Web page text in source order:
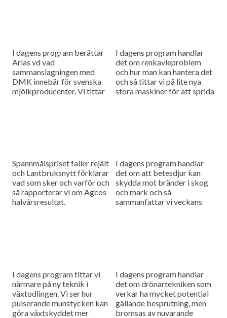
I dagens program berättar
Arlas vd vad
sammanslagningen med
DMK innebär för svenska
mjölkproducenter. Vi tittar
I dagens program handlar
det om renkavleproblem
och hur man kan hantera det
och så tittar vi på lite nya
stora maskiner för att sprida
Spannmålspriset faller rejält
och Lantbruksnytt förklarar
vad som sker och varför och
så rapporterar vi om Agcos
halvårsresultat.
I dagens program handlar
det om att betesdjur kan
skydda mot bränder i skog
och mark och så
sammanfattar vi veckans
I dagens program tittar vi
närmare på ny teknik i
växtodlingen. Vi ser hur
pulserande munstycken kan
göra växtskyddet mer
I dagens program handlar
det om drönartekniken som
verkar ha mycket potential
gällande besprutning, men
bromsas av nuvarande